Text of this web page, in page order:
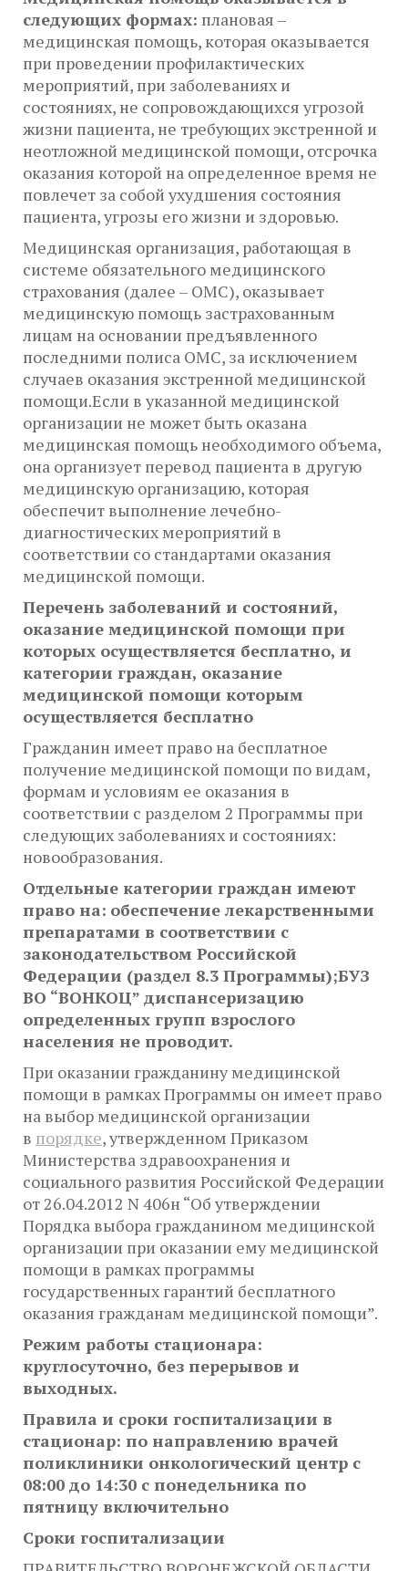
следующих формах: плановая –
медицинская помощь, которая оказывается
при проведении профилактических
мероприятий, при заболеваниях и
состояниях, не сопровождающихся угрозой
жизни пациента, не требующих экстренной и
неотложной медицинской помощи, отсрочка
оказания которой на определенное время не
повлечет за собой ухудшения состояния
пациента, угрозы его жизни и здоровью.
Медицинская организация, работающая в
системе обязательного медицинского
страхования (далее – ОМС), оказывает
медицинскую помощь застрахованным
лицам на основании предъявленного
последними полиса ОМС, за исключением
случаев оказания экстренной медицинской
помощи.Если в указанной медицинской
организации не может быть оказана
медицинская помощь необходимого объема,
она организует перевод пациента в другую
медицинскую организацию, которая
обеспечит выполнение лечебно-
диагностических мероприятий в
соответствии со стандартами оказания
медицинской помощи.
Перечень заболеваний и состояний,
оказание медицинской помощи при
которых осуществляется бесплатно, и
категории граждан, оказание
медицинской помощи которым
осуществляется бесплатно
Гражданин имеет право на бесплатное
получение медицинской помощи по видам,
формам и условиям ее оказания в
соответствии с разделом 2 Программы при
следующих заболеваниях и состояниях:
новообразования.
Отдельные категории граждан имеют
право на: обеспечение лекарственными
препаратами в соответствии с
законодательством Российской
Федерации (раздел 8.3 Программы);БУЗ
ВО “ВОНКОЦ” диспансеризацию
определенных групп взрослого
населения не проводит.
При оказании гражданину медицинской
помощи в рамках Программы он имеет право
на выбор медицинской организации
в порядке, утвержденном Приказом
Министерства здравоохранения и
социального развития Российской Федерации
от 26.04.2012 N 406н “Об утверждении
Порядка выбора гражданином медицинской
организации при оказании ему медицинской
помощи в рамках программы
государственных гарантий бесплатного
оказания гражданам медицинской помощи”.
Режим работы стационара:
круглосуточно, без перерывов и
выходных.
Правила и сроки госпитализации в
стационар: по направлению врачей
поликлиники онкологический центр с
08:00 до 14:30 с понедельника по
пятницу включительно
Сроки госпитализации